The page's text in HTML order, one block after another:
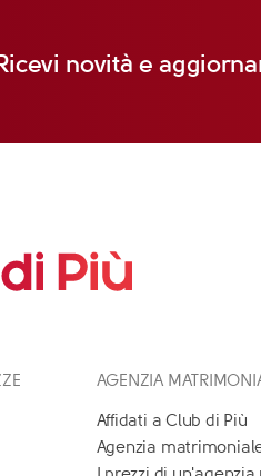
novità e
AGENZIA
Affidati a Club di Più
Agenzia